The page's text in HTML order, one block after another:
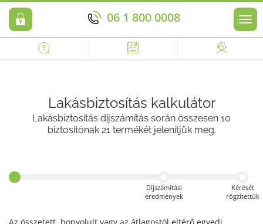
06 1 800 0008
Lakásbiztosítás kalkulátor
Lakásbiztosítás díjszámítás során összesen 10
biztosítónak 21 termékét jelenítjük meg.
Díjszámítási
eredmények
Kérését
rögzítettük